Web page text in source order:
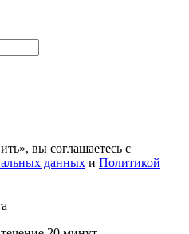
вы соглашаетесь с
данных и Политикой